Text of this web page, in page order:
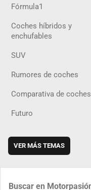
Fórmula1
Coches híbridos y
enchufables
SUV
Rumores de coches
Comparativa de coches
Futuro
VER MÁS TEMAS